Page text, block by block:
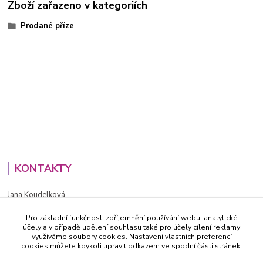
Zboží zařazeno v kategoriích
Prodané příze
KONTAKTY
Jana Koudelková
PO - PÁ (8-16h)
info@decida.cz
Pro základní funkčnost, zpříjemnění používání webu, analytické
účely a v případě udělení souhlasu také pro účely cílení reklamy
využíváme soubory cookies. Nastavení vlastních preferencí
cookies můžete kdykoli upravit odkazem ve spodní části stránek.